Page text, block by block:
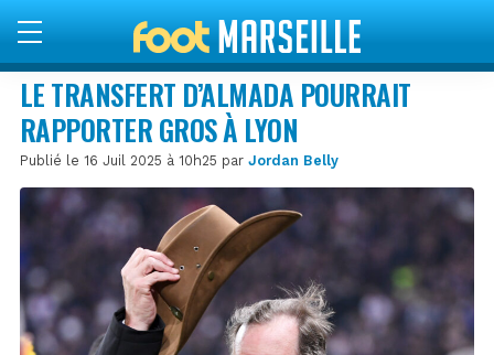
LE TRANSFERT D’ALMADA POURRAIT
RAPPORTER GROS À LYON
Publié le 16 Juil 2025 à 10h25 par Jordan Belly